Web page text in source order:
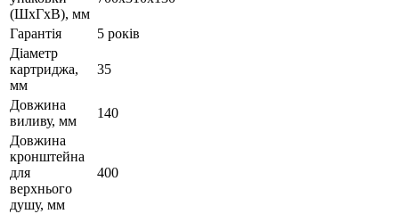
(ШхГхВ), мм
Гарантія
5 років
Діаметр
картриджа,
мм
35
Довжина
виливу, мм
140
Довжина
кронштейна
для
верхнього
душу, мм
400